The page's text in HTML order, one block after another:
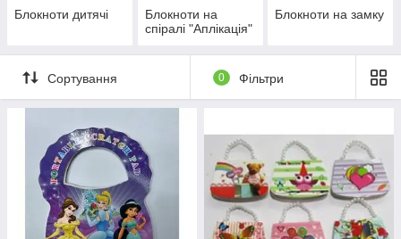
Блокноти дитячі
Блокноти на
спіралі "Аплікація"
Блокноти на замку
Сортування 0 Фільтри